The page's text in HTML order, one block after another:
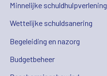
Minnelijke schuldhulpverlening
Wettelijke schuldsanering
Begeleiding en nazorg
Budgetbeheer